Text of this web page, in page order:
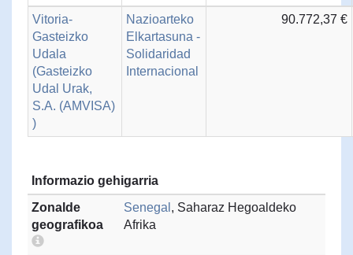
Vitoria-
Gasteizko
Udala
(Gasteizko
Udal Urak,
S.A. (AMVISA)
)
Nazioarteko
Elkartasuna -
Solidaridad
Internacional
90.772,37 €
Informazio gehigarria
Zonalde
geografikoa
Senegal , Saharaz Hegoaldeko
Afrika